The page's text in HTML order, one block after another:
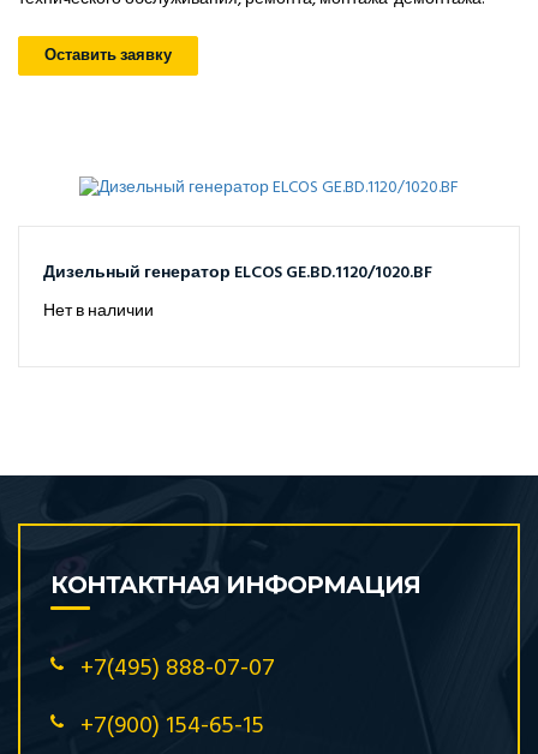
Оставить заявку
Дизельный генератор ELCOS GE.BD.1120/1020.BF
Нет в наличии
КОНТАКТНАЯ ИНФОРМАЦИЯ
+7(495) 888-07-07
+7(900) 154-65-15